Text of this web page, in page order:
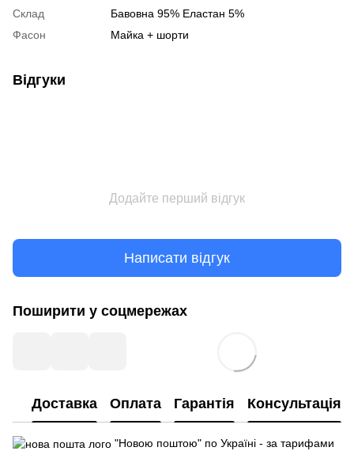
Склад
Бавовна 95% Еластан 5%
Фасон
Майка + шорти
Відгуки
Додайте перший відгук
Написати відгук
Поширити у соцмережах
Доставка Оплата Гарантія Консультація
"Новою поштою" по Україні - за тарифами